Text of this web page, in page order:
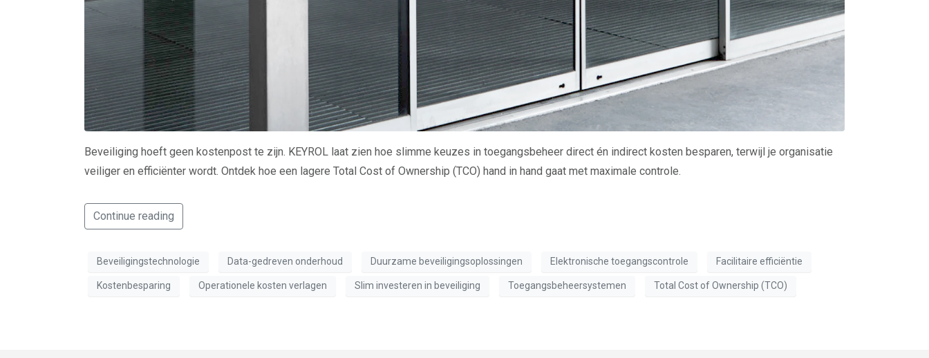
Beveiliging hoeft geen kostenpost te zijn. KEYROL laat zien hoe slimme keuzes in toegangsbeheer direct én indirect kosten besparen, terwijl je organisatie
veiliger en efficiënter wordt. Ontdek hoe een lagere Total Cost of Ownership (TCO) hand in hand gaat met maximale controle.
Continue reading
Beveiligingstechnologie Data-gedreven onderhoud Duurzame beveiligingsoplossingen Elektronische toegangscontrole Facilitaire efficiëntie
Kostenbesparing Operationele kosten verlagen Slim investeren in beveiliging Toegangsbeheersystemen Total Cost of Ownership (TCO)